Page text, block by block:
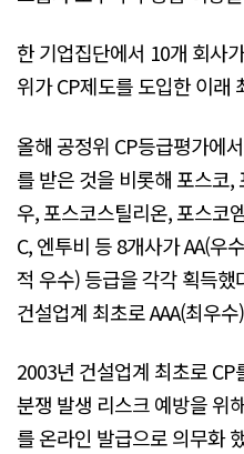
한 기업집단에서 10개 회사
위가 CP제도를 도입한 이래
올해 공정위 CP등급평가에
를 받은 것을 비롯해 포스코
우, 포스코스틸리온, 포스코
C, 엔투비 등 8개사가 AA(우
적 우수) 등급을 각각 획득
건설업계 최초로 AAA(최우
2003년 건설업계 최초로
분쟁 발생 리스크 예방을 위
를 온라인 발급으로 의무화